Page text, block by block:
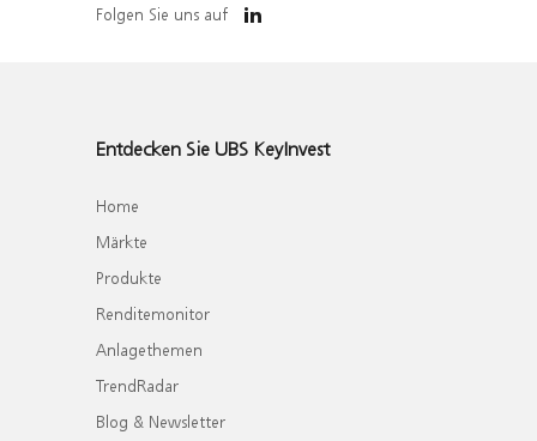
Folgen Sie uns auf
Entdecken Sie UBS KeyInvest
Home
Märkte
Produkte
Renditemonitor
Anlagethemen
TrendRadar
Blog & Newsletter